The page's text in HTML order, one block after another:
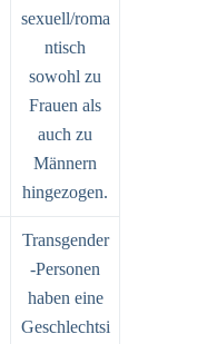
sexuell/roma
ntisch
sowohl zu
Frauen als
auch zu
Männern
hingezogen.
Transgender
-Personen
haben eine
Geschlechtsi